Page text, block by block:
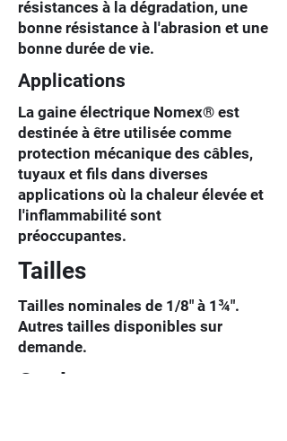
résistances à la dégradation, une
bonne résistance à l'abrasion et une
bonne durée de vie.
Applications
La gaine électrique Nomex® est
destinée à être utilisée comme
protection mécanique des câbles,
tuyaux et fils dans diverses
applications où la chaleur élevée et
l'inflammabilité sont
préoccupantes.
Tailles
Tailles nominales de 1/8" à 1¾".
Autres tailles disponibles sur
demande.
Couleur